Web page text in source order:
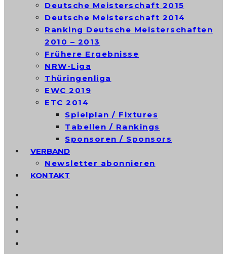
Deutsche Meisterschaft 2015
Deutsche Meisterschaft 2014
Ranking Deutsche Meisterschaften
2010 – 2013
Frühere Ergebnisse
NRW-Liga
Thüringenliga
EWC 2019
ETC 2014
Spielplan / Fixtures
Tabellen / Rankings
Sponsoren / Sponsors
VERBAND
Newsletter abonnieren
KONTAKT